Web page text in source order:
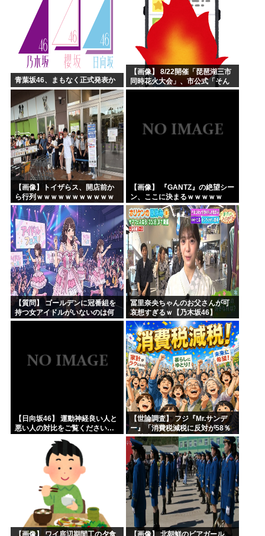
青葉坂46、まもなく正式発表か
【画像】 8/22開催「琵琶湖三市
同時花火大会」、市公式「そん
な花火大会は存在しない」→
【画像】トイザらス、開店前か
ら行列ｗｗｗｗｗｗｗｗｗｗｗ
ｗｗｗｗｗ
【画像】 『GANTZ』の絶望シー
ン、ここに決まるｗｗｗｗｗ
【質問】 ゴールデンに冠番組を
持つ女アイドルがいないのは何
故なのか？
冨里奈央ちゃんのお父さんが可
哀想すぎるｗ【乃木坂46】
【日向坂46】 運動神経良い人と
悪い人の対比をご覧ください…
【世論調査】 フジ『Mr.サンデ
ー』「消費税減税に反対が58％
で賛成を上回る！」 → ｗｗｗｗ
ｗｗｗｗｗｗｗｗｗｗｗｗ
【画像】 ワイ底辺期間工の夕食 【画像】 北朝鮮のビアガール、